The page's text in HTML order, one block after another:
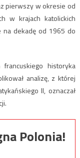
pierwszy w okresie od
w krajach katolickich
na dekadę od 1965 do
historyka
analizę, z której
II, oznaczał
Polonia!